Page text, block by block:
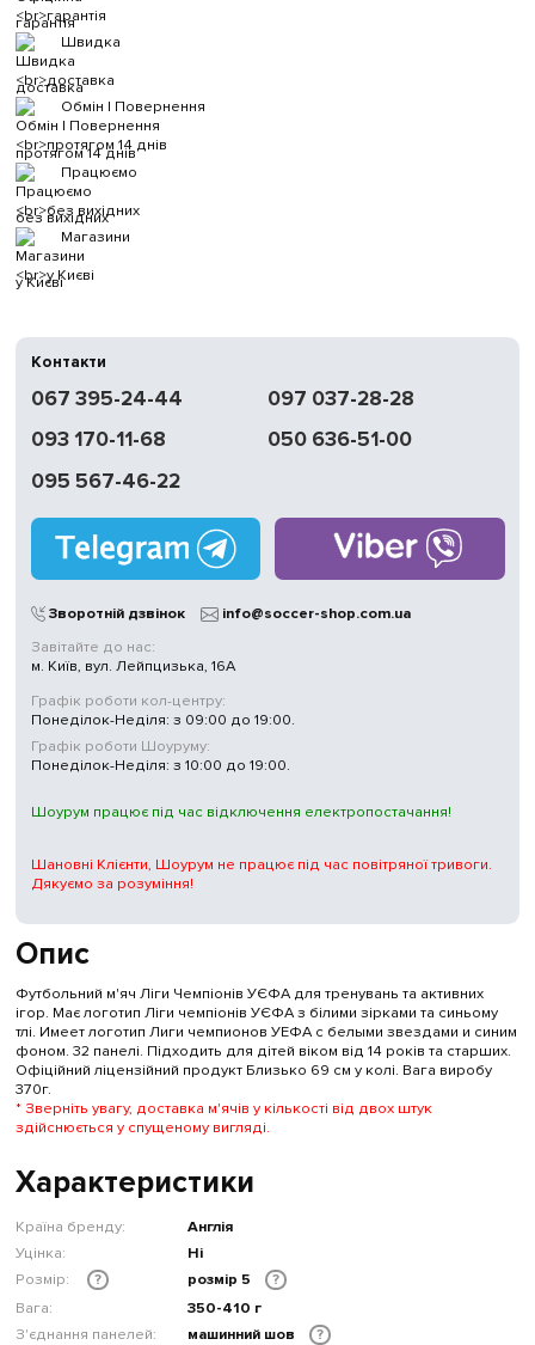
гарантія
Швидка
доставка
Обмін | Повернення
протягом 14 днів
Працюємо
без вихідних
Магазини
у Києві
Опис
Футбольний м'яч Ліги Чемпіонів УЄФА для тренувань та активних
ігор. Має логотип Ліги чемпіонів УЄФА з білими зірками та синьому
тлі. Имеет логотип Лиги чемпионов УЕФА с белыми звездами и синим
фоном. 32 панелі. Підходить для дітей віком від 14 років та старших.
Офіційний ліцензійний продукт Близько 69 см у колі. Вага виробу
370г.
* Зверніть увагу, доставка м'ячів у кількості від двох штук
здійснюється у спущеному вигляді.
Характеристики
Країна бренду:
Англія
Уцінка:
Ні
Розмір:
? розмір 5
?
Вага:
350-410 г
З'єднання панелей:
машинний шов ?
Контакти
067 395-24-44
097 037-28-28
093 170-11-68
050 636-51-00
095 567-46-22
Зворотній дзвінок
info@soccer-shop.com.ua
Завітайте до нас:
м. Київ, вул. Лейпцизька, 16А
Графік роботи кол-центру:
Понеділок-Неділя: з 09:00 до 19:00.
Графік роботи Шоуруму:
Понеділок-Неділя: з 10:00 до 19:00.
Шоурум працює під час відключення електропостачання!
Шановні Клієнти, Шоурум не працює під час повітряної тривоги.
Дякуємо за розуміння!